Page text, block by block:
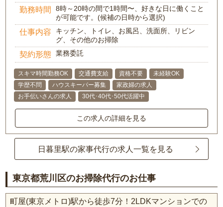
勤務時間
8時～20時の間で1時間〜、好きな日に働くこと
が可能です。(候補の日時から選択)
仕事内容
キッチン、トイレ、お風呂、洗面所、リビン
グ、その他のお掃除
契約形態 業務委託
スキマ時間勤務OK 交通費支給 資格不要
未経験OK
学歴不問
ハウスキーパー募集
家政婦の求人
お手伝いさんの求人
30代･40代･50代活躍中
この求人の詳細を見る
日暮里駅の家事代行の求人一覧を見る
東京都荒川区のお掃除代行のお仕事
町屋(東京メトロ)駅から徒歩7分！2LDKマンションでの